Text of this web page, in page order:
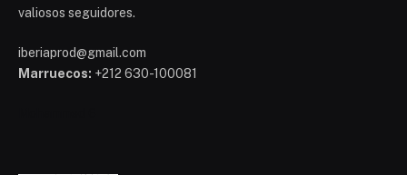
valiosos seguidores.
iberiaprod@gmail.com
Marruecos: +212 630-100081